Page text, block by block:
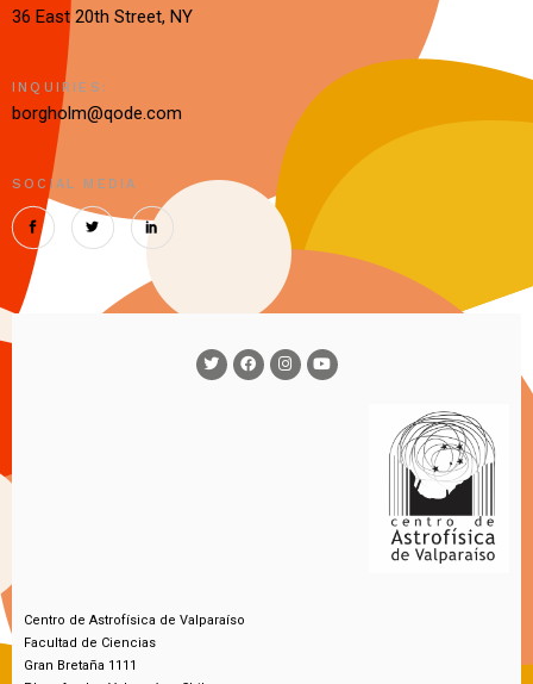
36 East 20th Street, NY
INQUIRIES:
borgholm@qode.com
SOCIAL MEDIA
Centro de Astrofísica de Valparaíso
Facultad de Ciencias
Gran Bretaña 1111